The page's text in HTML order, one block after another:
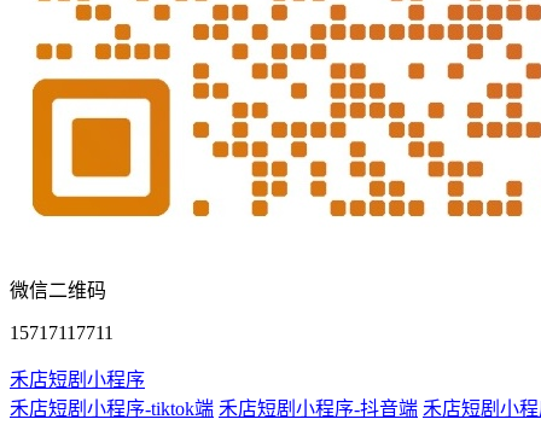
微信二维码
15717117711
禾店短剧小程序
禾店短剧小程序-tiktok端 禾店短剧小程序-抖音端 禾店短剧小